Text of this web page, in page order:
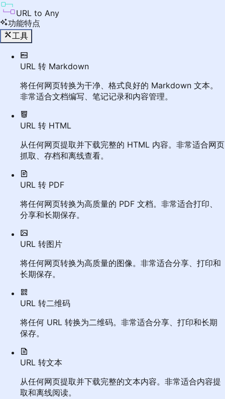
URL to Any
功能特点
工具
URL 转 Markdown
将任何网页转换为干净、格式良好的 Markdown 文本。
非常适合文档编写、笔记记录和内容管理。
URL 转 HTML
从任何网页提取并下载完整的 HTML 内容。非常适合网页
抓取、存档和离线查看。
URL 转 PDF
将任何网页转换为高质量的 PDF 文档。非常适合打印、
分享和长期保存。
URL 转图片
将任何网页转换为高质量的图像。非常适合分享、打印和
长期保存。
URL 转二维码
将任何 URL 转换为二维码。非常适合分享、打印和长期
保存。
URL 转文本
从任何网页提取并下载完整的文本内容。非常适合内容提
取和离线阅读。